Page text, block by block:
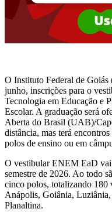
O Instituto Federal de Goiás
junho, inscrições para o
Tecnologia em Educação e
Escolar. A graduação será
Aberta do Brasil (UAB)/
distância, mas terá
polos de ensino ou em
O vestibular ENEM EaD vai
semestre de 2026. Ao todo
cinco polos, totalizando 180
Anápolis, Goiânia,
Planaltina.